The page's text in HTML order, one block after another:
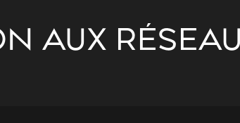
AUX